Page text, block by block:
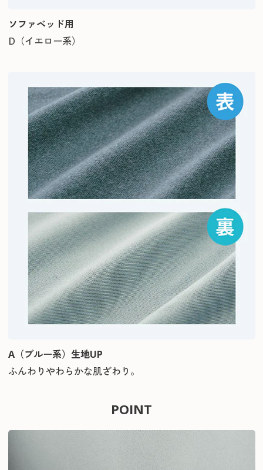
ソファベッド用
D（イエロー系）
A（ブルー系）生地UP
ふんわりやわらかな肌ざわり。
POINT